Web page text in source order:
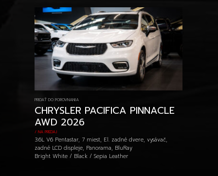
PRIDAŤ DO POROVNANIA
CHRYSLER PACIFICA PINNACLE
AWD 2026
/ NA PREDAJ
3.6L V6 Pentastar, 7 miest, El. zadné dvere, vysávač,
zadné LCD displeje, Panorama, BluRay
Bright White / Black / Sepia Leather